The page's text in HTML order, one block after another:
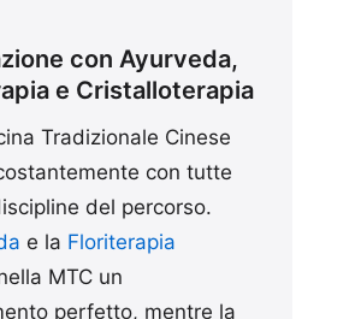
con Ayurveda,
e Cristalloterapia
Tradizionale Cinese
con tutte
del percorso.
e la Floriterapia
MTC un
perfetto, mentre la